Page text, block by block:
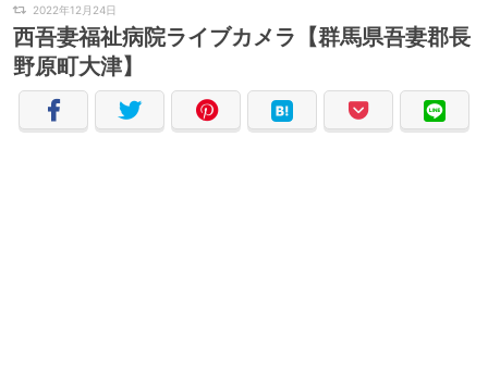
2022年12月24日
西吾妻福祉病院ライブカメラ【群馬県吾妻郡長
野原町大津】